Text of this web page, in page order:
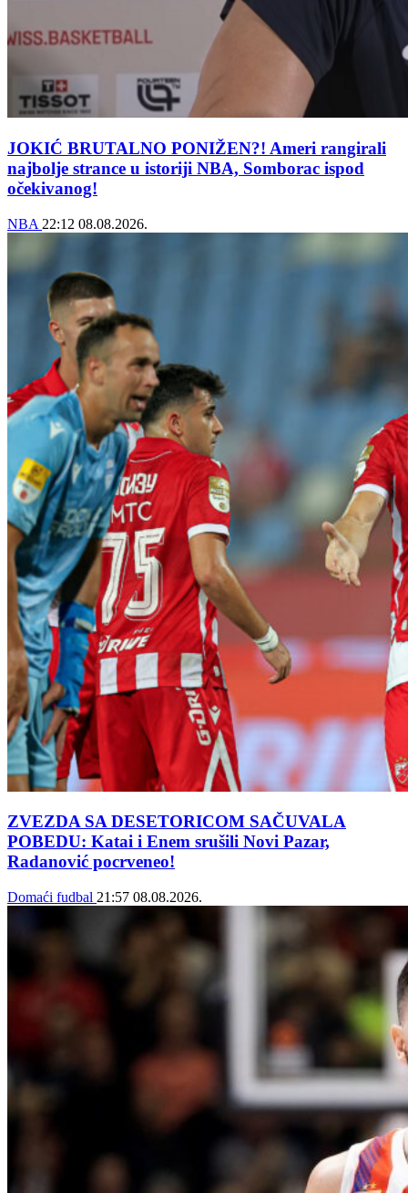
JOKIĆ BRUTALNO PONIŽEN?! Ameri rangirali
najbolje strance u istoriji NBA, Somborac ispod
očekivanog!
NBA 22:12 08.08.2026.
ZVEZDA SA DESETORICOM SAČUVALA
POBEDU: Katai i Enem srušili Novi Pazar,
Radanović pocrveneo!
Domaći fudbal 21:57 08.08.2026.